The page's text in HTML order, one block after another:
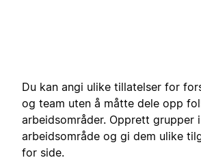
Du kan angi ulike tillatelser for
og team uten å måtte dele opp
arbeidsområder. Opprett grupper
arbeidsområde og gi dem ulike
for side.